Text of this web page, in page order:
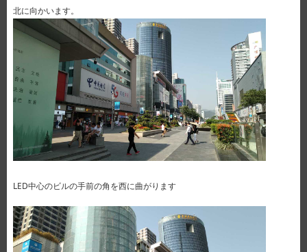
北に向かいます。
LED中心のビルの手前の角を西に曲がります